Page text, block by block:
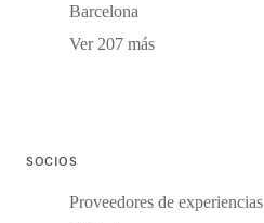
Barcelona
Ver 207 más
SOCIOS
Proveedores de experiencias